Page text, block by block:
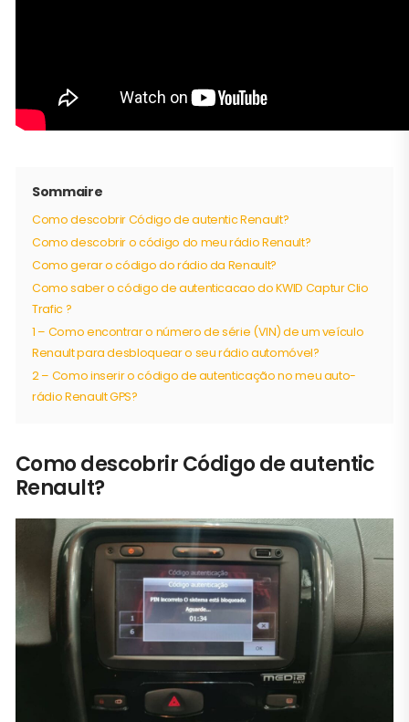
Sommaire
Como descobrir Código de autentic Renault?
Como descobrir o código do meu rádio Renault?
Como gerar o código do rádio da Renault?
Como saber o código de autenticacao do KWID Captur Clio
Trafic ?
1 – Como encontrar o número de série (VIN) de um veículo
Renault para desbloquear o seu rádio automóvel?
2 – Como inserir o código de autenticação no meu auto-
rádio Renault GPS?
Como descobrir Código de autentic
Renault?